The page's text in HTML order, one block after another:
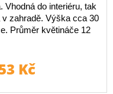
Vhodná do interiéru, tak
zahradě. Výška cca 30
Průměr květináče 12
Kč